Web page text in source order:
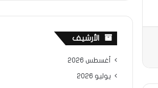
الأرشيف
أغسطس 2026
يوليو 2026